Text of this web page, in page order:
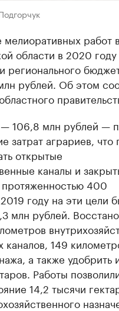
работ в
области в 2020 году
регионального
рублей. Об этом
— 106,8 млн рублей —
затрат аграриев, что
открытые
каналы и
400
году на эти цели
млн рублей.
каналов, 149
а также удобрить
Работы
14,2 тысячи